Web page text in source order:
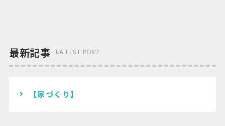
ビ
ー
最新記事 LATEST POST
【家づくり】